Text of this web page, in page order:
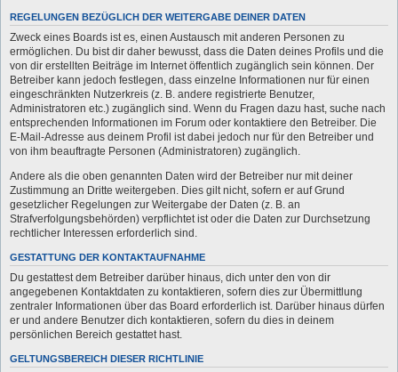
REGELUNGEN BEZÜGLICH DER WEITERGABE DEINER DATEN
Zweck eines Boards ist es, einen Austausch mit anderen Personen zu
ermöglichen. Du bist dir daher bewusst, dass die Daten deines Profils und die
von dir erstellten Beiträge im Internet öffentlich zugänglich sein können. Der
Betreiber kann jedoch festlegen, dass einzelne Informationen nur für einen
eingeschränkten Nutzerkreis (z. B. andere registrierte Benutzer,
Administratoren etc.) zugänglich sind. Wenn du Fragen dazu hast, suche nach
entsprechenden Informationen im Forum oder kontaktiere den Betreiber. Die
E-Mail-Adresse aus deinem Profil ist dabei jedoch nur für den Betreiber und
von ihm beauftragte Personen (Administratoren) zugänglich.
Andere als die oben genannten Daten wird der Betreiber nur mit deiner
Zustimmung an Dritte weitergeben. Dies gilt nicht, sofern er auf Grund
gesetzlicher Regelungen zur Weitergabe der Daten (z. B. an
Strafverfolgungsbehörden) verpflichtet ist oder die Daten zur Durchsetzung
rechtlicher Interessen erforderlich sind.
GESTATTUNG DER KONTAKTAUFNAHME
Du gestattest dem Betreiber darüber hinaus, dich unter den von dir
angegebenen Kontaktdaten zu kontaktieren, sofern dies zur Übermittlung
zentraler Informationen über das Board erforderlich ist. Darüber hinaus dürfen
er und andere Benutzer dich kontaktieren, sofern du dies in deinem
persönlichen Bereich gestattet hast.
GELTUNGSBEREICH DIESER RICHTLINIE